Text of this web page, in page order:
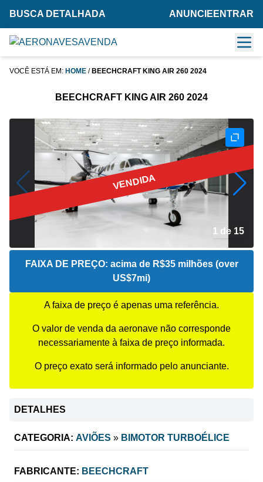
BUSCA DETALHADA ANUNCIE ENTRAR
VOCÊ ESTÁ EM: HOME / BEECHCRAFT KING AIR 260 2024
BEECHCRAFT KING AIR 260 2024
VENDIDA
2 de 15
FAIXA DE PREÇO: acima de R$35 milhões (over
US$7mi)
A faixa de preço é apenas uma referência.
O valor de venda da aeronave não corresponde
necessariamente à faixa de preço informada.
O preço exato será informado pelo anunciante.
DETALHES
CATEGORIA: AVIÕES » BIMOTOR TURBOÉLICE
FABRICANTE: BEECHCRAFT